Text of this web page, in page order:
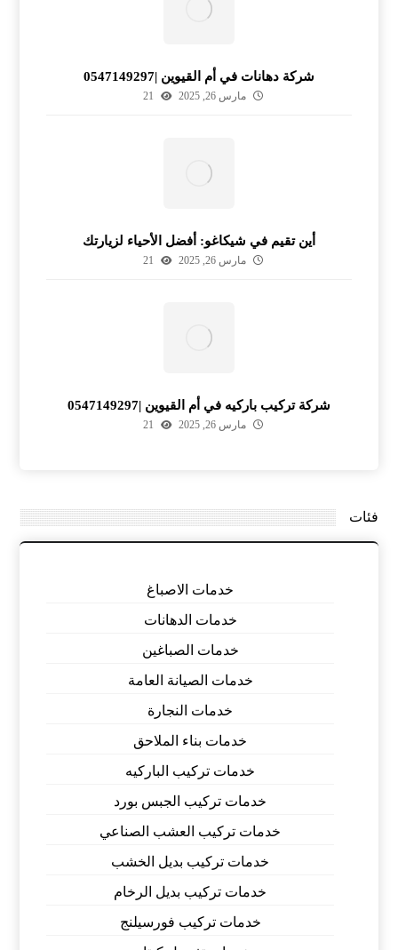
شركة دهانات في أم القيوين |0547149297
مارس 26, 2025 21
أين تقيم في شيكاغو: أفضل الأحياء لزيارتك
مارس 26, 2025 21
شركة تركيب باركيه في أم القيوين |0547149297
مارس 26, 2025 21
فئات
خدمات الاصباغ
خدمات الدهانات
خدمات الصباغين
خدمات الصيانة العامة
خدمات النجارة
خدمات بناء الملاحق
خدمات تركيب الباركيه
خدمات تركيب الجبس بورد
خدمات تركيب العشب الصناعي
خدمات تركيب بديل الخشب
خدمات تركيب بديل الرخام
خدمات تركيب فورسيلنج